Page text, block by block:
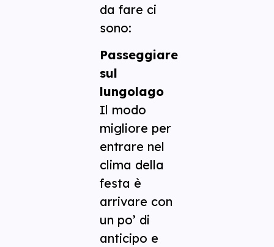
da fare ci
sono:
Passeggiare
sul
lungolago
Il modo
migliore per
entrare nel
clima della
festa è
arrivare con
un po’ di
anticipo e